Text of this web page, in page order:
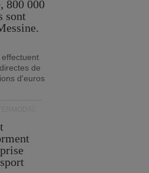
800 000
sont
de
d'euros